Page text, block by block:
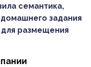
семантика,
домашнего задания
для размещения